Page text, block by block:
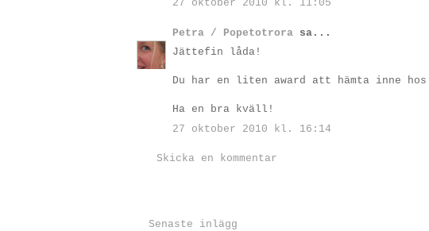
27 oktober 2010 kl. 11:05
Petra / Popetotrora sa...
Jättefin låda!
Du har en liten award att hämta inne
Ha en bra kväll!
27 oktober 2010 kl. 16:14
Skicka en kommentar
Senaste inlägg